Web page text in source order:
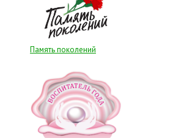
Память поколений